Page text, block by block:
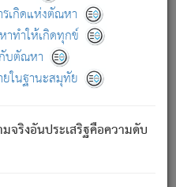
เกิดแห่งตัณหา
ทำให้เกิดทุกข์
บตัณหา
ในฐานะสมุทัย
จริงอันประเสริฐคือความดับ
เหลือ (แห่งภพทั้งหลาย)
ระการทั้งปวง นั้นคือ
เย็นสนิทแล้ว เพราะไม่มี
ว ชนะสงครามแล้ว ก้าวล่วง
ที่ (คือไม่เปลี่ยนแปลงอีกต่อ